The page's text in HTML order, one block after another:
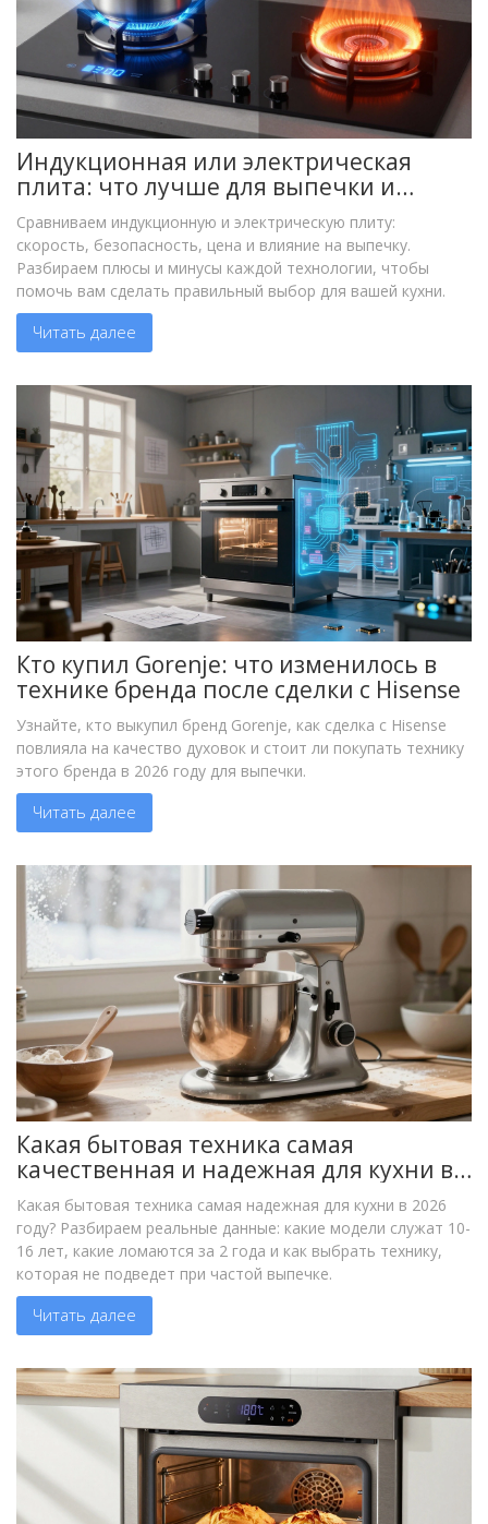
Индукционная или электрическая
плита: что лучше для выпечки и
готовки в 2026 году
Сравниваем индукционную и электрическую плиту:
скорость, безопасность, цена и влияние на выпечку.
Разбираем плюсы и минусы каждой технологии, чтобы
помочь вам сделать правильный выбор для вашей кухни.
Читать далее
Кто купил Gorenje: что изменилось в
технике бренда после сделки с Hisense
Узнайте, кто выкупил бренд Gorenje, как сделка с Hisense
повлияла на качество духовок и стоит ли покупать технику
этого бренда в 2026 году для выпечки.
Читать далее
Какая бытовая техника самая
качественная и надежная для кухни в
2026 году?
Какая бытовая техника самая надежная для кухни в 2026
году? Разбираем реальные данные: какие модели служат 10-
16 лет, какие ломаются за 2 года и как выбрать технику,
которая не подведет при частой выпечке.
Читать далее